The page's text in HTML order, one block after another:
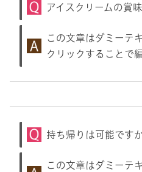
アイスクリームの賞
この文章はダミーテ
クリックすることで
持ち帰りは可能です
この文章はダミーテ